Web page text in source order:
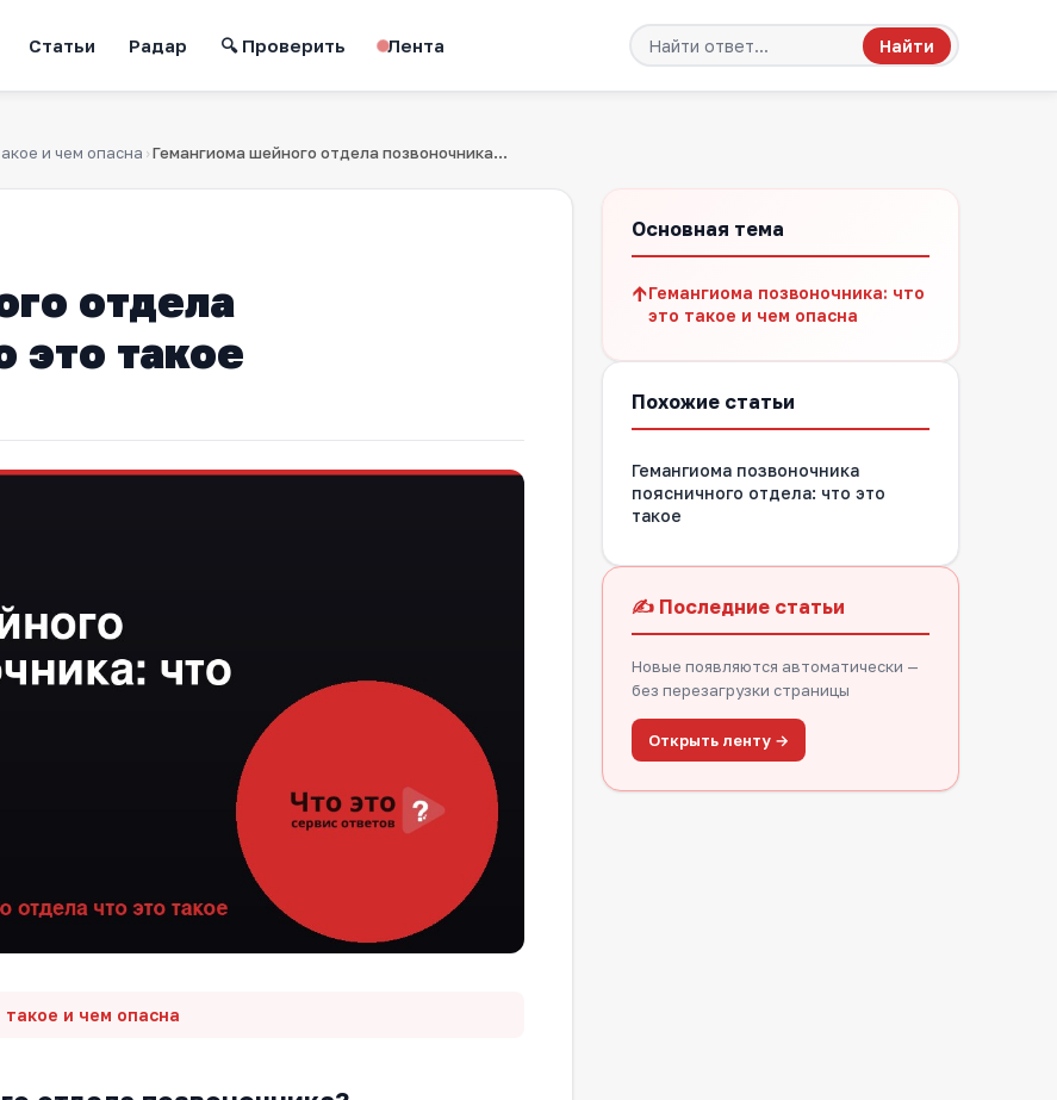
Статьи Радар 🔍 Проверить Лента Найти
и чем опасна › Гемангиома шейного отдела позвоночника: что это такое
отдела
это такое
такое и чем опасна
Основная тема
↑Гемангиома позвоночника: что
это такое и чем опасна
Похожие статьи
Гемангиома позвоночника
поясничного отдела: что это
такое
✍️ Последние статьи
Новые появляются автоматически —
без перезагрузки страницы
Открыть ленту →